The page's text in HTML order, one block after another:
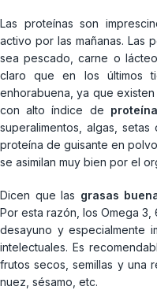
Las proteínas son
activo por las mañanas. Las
sea pescado, carne o
claro que en los últimos
enhorabuena, ya que
con alto índice de
superalimentos, algas,
proteína de guisante en
se asimilan muy bien por el
Dicen que las grasas
Por esta razón, los Omega
desayuno y especialmente
intelectuales. Es
frutos secos, semillas y una
nuez, sésamo, etc.